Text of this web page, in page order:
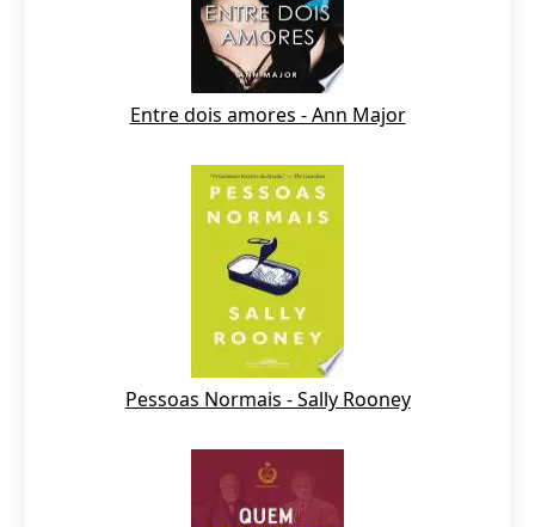
Entre dois amores - Ann Major
Pessoas Normais - Sally Rooney